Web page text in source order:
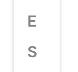
E
S